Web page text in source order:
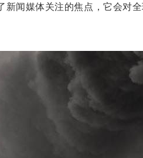
新闻媒体关注的焦点，它会对全